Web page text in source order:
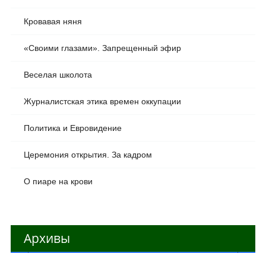
Кровавая няня
«Своими глазами». Запрещенный эфир
Веселая школота
Журналистская этика времен оккупации
Политика и Евровидение
Церемония открытия. За кадром
О пиаре на крови
Архивы